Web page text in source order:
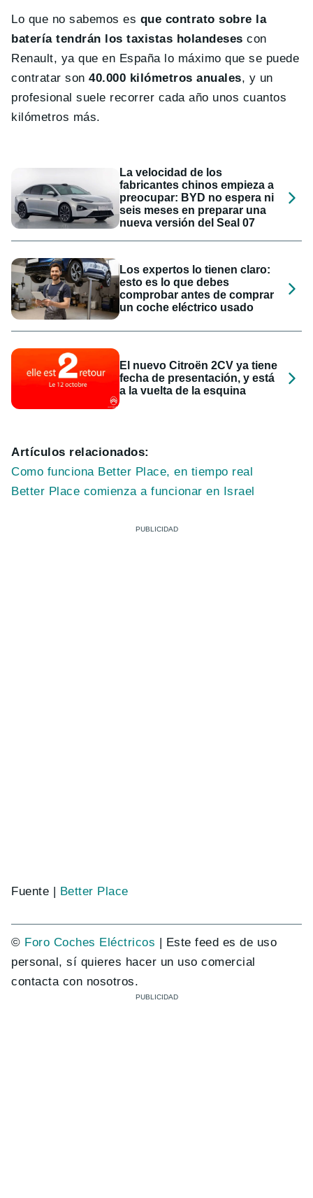
Lo que no sabemos es que contrato sobre la
batería tendrán los taxistas holandeses con
Renault, ya que en España lo máximo que se puede
contratar son40.000 kilómetros anuales, y un
profesional suele recorrer cada año unos cuantos
kilómetros más.
La velocidad de los
fabricantes chinos empieza a
preocupar: BYD no espera ni
seis meses en preparar una
nueva versión del Seal 07
Los expertos lo tienen claro:
esto es lo que debes
comprobar antes de comprar
un coche eléctrico usado
El nuevo Citroën 2CV ya tiene
fecha de presentación, y está
a la vuelta de la esquina
Artículos relacionados:
Como funciona Better Place, en tiempo real
Better Place comienza a funcionar en Israel
Fuente | Better Place
© Foro Coches Eléctricos | Este feed es de uso
personal, sí quieres hacer un uso comercial
contacta con nosotros.